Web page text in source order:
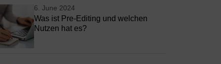
6. June 2024
Was ist Pre-Editing und welchen
Nutzen hat es?